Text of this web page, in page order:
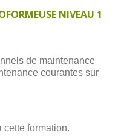
NIVEAU 1
de maintenance
courantes sur
formation.